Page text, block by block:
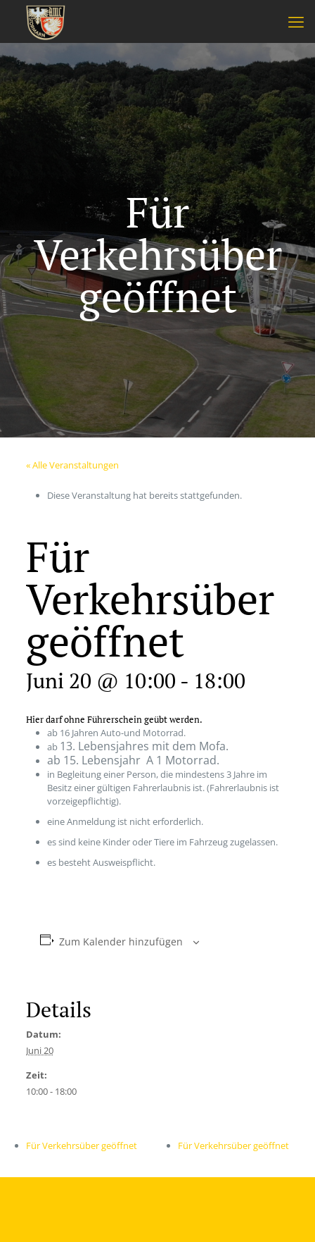
Für
Verkehrsüber
geöffnet
« Alle Veranstaltungen
Diese Veranstaltung hat bereits stattgefunden.
Für
Verkehrsüber
geöffnet
Juni 20 @ 10:00 - 18:00
Hier darf ohne Führerschein geübt werden.
ab 16 Jahren Auto-und Motorrad.
ab 13. Lebensjahres mit dem Mofa.
ab 15. Lebensjahr A 1 Motorrad.
in Begleitung einer Person, die mindestens 3 Jahre im
Besitz einer gültigen Fahrerlaubnis ist. (Fahrerlaubnis ist
vorzeigepflichtig).
eine Anmeldung ist nicht erforderlich.
es sind keine Kinder oder Tiere im Fahrzeug zugelassen.
es besteht Ausweispflicht.
Zum Kalender hinzufügen
Details
Datum:
Juni 20
Zeit:
10:00 - 18:00
Für Verkehrsüber geöffnet Für Verkehrsüber geöffnet